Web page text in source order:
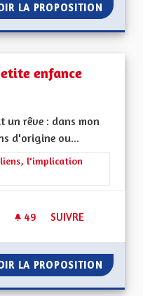
LA PROPOSITION UN
enfance
un rêve : dans mon
d'origine ou...
: Les solidarités, les soins
liens, l'implication
49 49 ABONNÉS
SUIVRE
LA PROPOSITION